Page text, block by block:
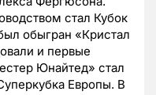
стал Кубок
обыгран «Кристал
и первые
Юнайтед» стал
Европы. В